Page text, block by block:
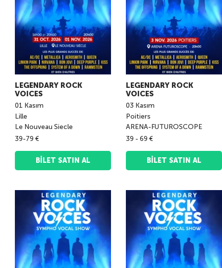
LEGENDARY ROCK
VOICES
01 Kasım
Lille
Le Nouveau Siecle
39-79 €
BILET SATIN AL
LEGENDARY ROCK
VOICES
03 Kasım
Poitiers
ARENA-FUTUROSCOPE
39 - 69 €
BILET SATIN AL